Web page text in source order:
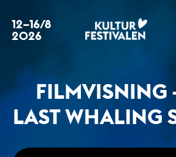
12–16/8
2026
FILMVISNING
LAST WHALING